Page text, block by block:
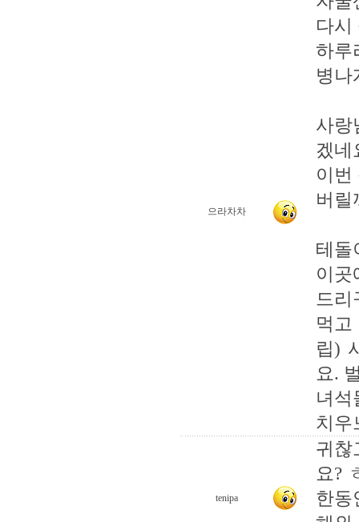
으라차차
다시
하루
병나
사랑
겠네
이번
버릴
테돌
이곳
드리
먹고
립)
요.
녀
치우
tenipa
귀
요?
한동